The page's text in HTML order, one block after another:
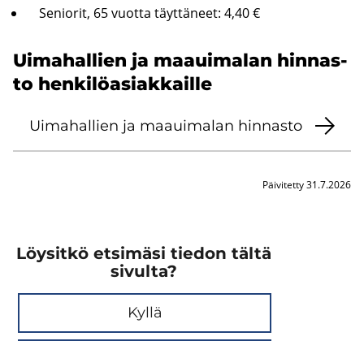
Se­nio­rit, 65 vuot­ta täyt­tä­neet: 4,40 €
Ui­ma­hal­lien ja maa­ui­ma­lan hin­nas­
to hen­ki­lö­asiak­kail­le
Ui­ma­hal­lien ja maa­ui­ma­lan hin­nas­to
Päivitetty 31.7.2026
Löysitkö etsimäsi tiedon tältä
sivulta?
Kyllä